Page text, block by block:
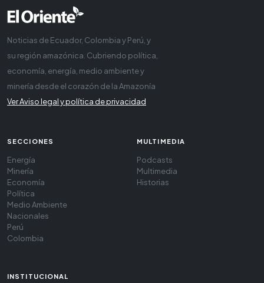
Noticias de Ecuador, Colombia y Perú, y
su región amazónica. Cubriendo política,
economía, energía, medio ambiente y
minería desde el corazón de la Amazonía
Ver Aviso legal y política de privacidad
SECCIONES
Energía
Minería
Economía
Política
Medio Ambiente
Nacionales
Perú
Colombia
MULTIMEDIA
Podcasts
Multimedia
Historias
INSTITUCIONAL